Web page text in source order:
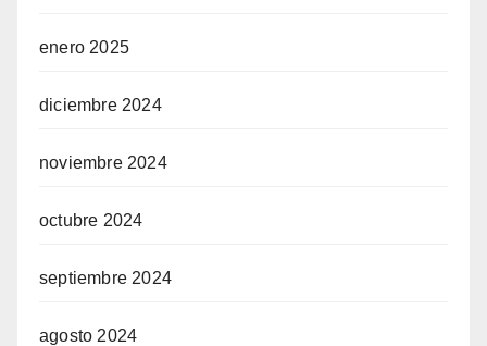
enero 2025
diciembre 2024
noviembre 2024
octubre 2024
septiembre 2024
agosto 2024